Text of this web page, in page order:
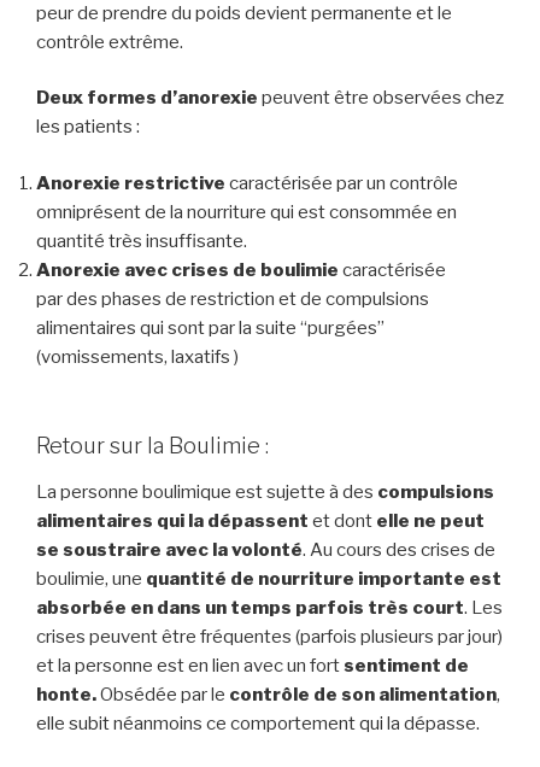
peur de prendre du poids devient permanente et le
contrôle extrême.
Deux formes d’anorexie peuvent être observées chez
les patients :
Anorexie restrictive caractérisée par un contrôle
omniprésent de la nourriture qui est consommée en
quantité très insuffisante.
Anorexie avec crises de boulimie caractérisée
par des phases de restriction et de compulsions
alimentaires qui sont par la suite “purgées”
(vomissements, laxatifs )
Retour sur la Boulimie :
La personne boulimique est sujette à des compulsions
alimentaires qui la dépassent et dont elle ne peut
se soustraire avec la volonté. Au cours des crises de
boulimie, une quantité de nourriture importante est
absorbée en dans un temps parfois très court. Les
crises peuvent être fréquentes (parfois plusieurs par jour)
et la personne est en lien avec un fortsentiment de
honte.Obsédée par le contrôle de son alimentation,
elle subit néanmoins ce comportement qui la dépasse.